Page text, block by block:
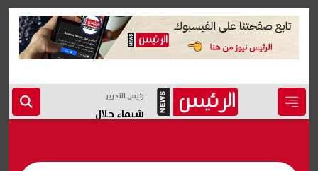
رئيس التحرير
شيماء جلال